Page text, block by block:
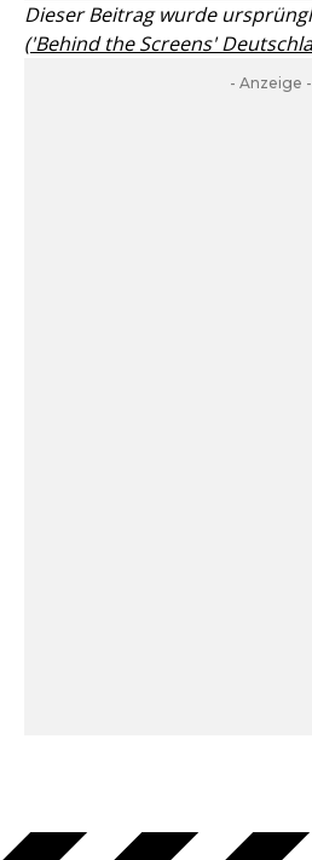
Dieser Beitrag wurde
('Behind the Screens'
- Anzeige -